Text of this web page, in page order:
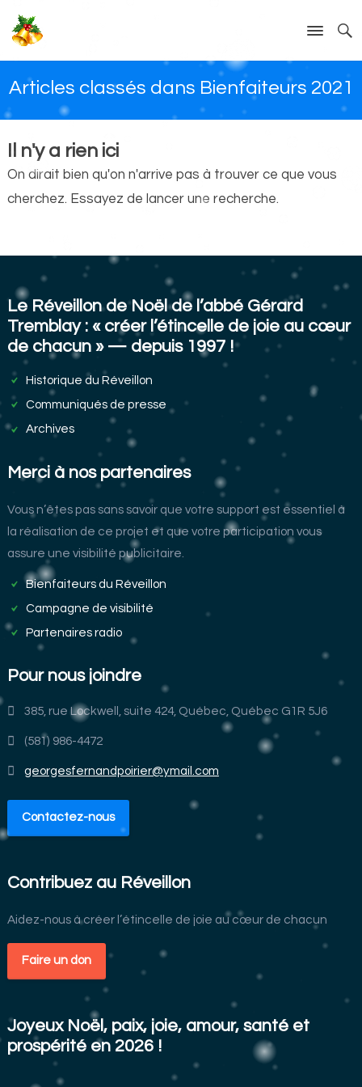
Articles classés dans Bienfaiteurs 2021
Il n'y a rien ici
On dirait bien qu'on n'arrive pas à trouver ce que vous
cherchez. Essayez de lancer une recherche.
Le Réveillon de Noël de l’abbé Gérard
Tremblay : « créer l’étincelle de joie au cœur
de chacun » — depuis 1997 !
Historique du Réveillon
Communiqués de presse
Archives
Merci à nos partenaires
Vous n’êtes pas sans savoir que votre support est essentiel à
la réalisation de ce projet et que votre participation vous
assure une visibilité publicitaire.
Bienfaiteurs du Réveillon
Campagne de visibilité
Partenaires radio
Pour nous joindre
385, rue Lockwell, suite 424, Québec, Québec G1R 5J6
(581) 986-4472
georgesfernandpoirier@ymail.com
Contactez-nous
Contribuez au Réveillon
Aidez-nous à créer l’étincelle de joie au cœur de chacun
Faire un don
Joyeux Noël, paix, joie, amour, santé et
prospérité en 2026 !